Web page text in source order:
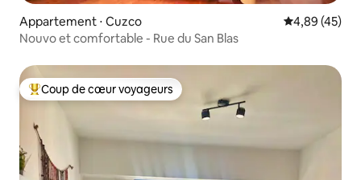
Appartement ⋅ Cuzco Évaluation
4,89 (45)
Nouvo et comfortable - Rue du San Blas
Coups de cœur voyageurs les plus appréciés
Coup de cœur voyageurs